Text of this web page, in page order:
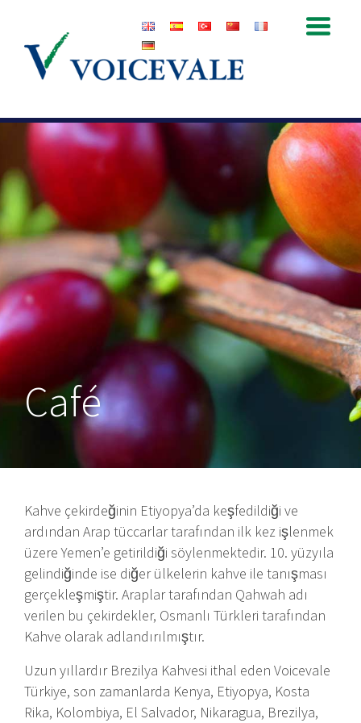
Café
Kahve çekirdeğinin Etiyopya’da keşfedildiği ve
ardından Arap tüccarlar tarafından ilk kez işlenmek
üzere Yemen’e getirildiği söylenmektedir. 10. yüzyıla
gelindiğinde ise diğer ülkelerin kahve ile tanışması
gerçekleşmiştir. Araplar tarafından Qahwah adı
verilen bu çekirdekler, Osmanlı Türkleri tarafından
Kahve olarak adlandırılmıştır.
Uzun yıllardır Brezilya Kahvesi ithal eden Voicevale
Türkiye, son zamanlarda Kenya, Etiyopya, Kosta
Rika, Kolombiya, El Salvador, Nikaragua, Brezilya,